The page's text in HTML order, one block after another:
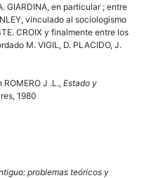
GIARDINA, en particular ; entre
vinculado al sociologismo
CROIX y finalmente entre los
M. VIGIL, D. PLACIDO, J.
J .L., Estado y
1980
problemas teóricos y